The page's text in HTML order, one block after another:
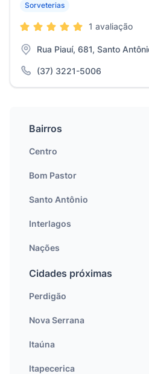
Sorveterias
1 avaliação
Rua Piauí, 681, Santo
(37) 3221-5006
Bairros
Centro
Bom Pastor
Santo Antônio
Interlagos
Nações
Cidades próximas
Perdigão
Nova Serrana
Itaúna
Itapecerica